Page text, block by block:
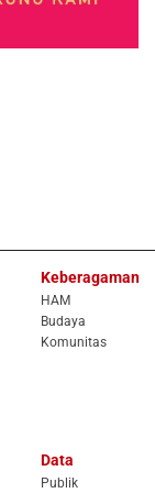
Keberagaman
HAM
Budaya
Komunitas
Data
Publik